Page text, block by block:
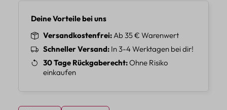
Deine Vorteile bei uns
Versandkostenfrei Ab 35 € Warenwert
Schneller Versand In 3-4 Werktagen bei dir!
30 Tage Rückgaberecht Ohne Risiko
einkaufen